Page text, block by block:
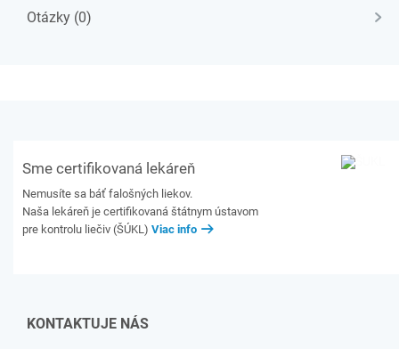
Otázky (0)
Sme certifikovaná lekáreň
Nemusíte sa báť falošných liekov.
Naša lekáreň je certifikovaná štátnym ústavom
pre kontrolu liečiv (ŠÚKL) Viac info
KONTAKTUJE NÁS